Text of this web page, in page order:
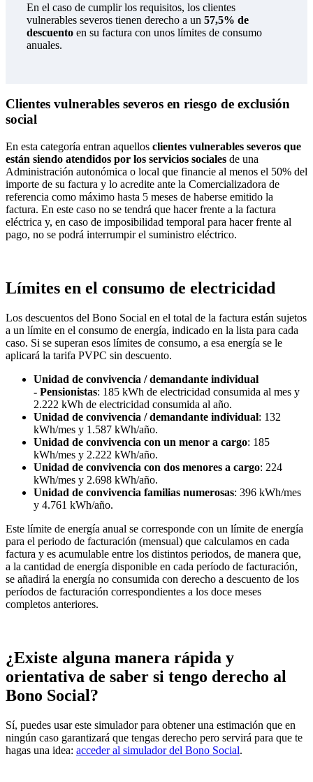
En el caso de cumplir los requisitos, los clientes
vulnerables severos tienen derecho a un 57,5% de
descuento en su factura con unos límites de consumo
anuales.
Clientes vulnerables severos en riesgo de exclusión
social
En esta categoría entran aquellos clientes vulnerables severos que
están siendo atendidos por los servicios sociales de una
Administración autonómica o local que financie al menos el 50% del
importe de su factura y lo acredite ante la Comercializadora de
referencia como máximo hasta 5 meses de haberse emitido la
factura. En este caso no se tendrá que hacer frente a la factura
eléctrica y, en caso de imposibilidad temporal para hacer frente al
pago, no se podrá interrumpir el suministro eléctrico.
Límites en el consumo de electricidad
Los descuentos del Bono Social en el total de la factura están sujetos
a un límite en el consumo de energía, indicado en la lista para cada
caso. Si se superan esos límites de consumo, a esa energía se le
aplicará la tarifa PVPC sin descuento.
Unidad de convivencia / demandante individual
- Pensionistas: 185 kWh de electricidad consumida al mes y
2.222 kWh de electricidad consumida al año.
Unidad de convivencia / demandante individual: 132
kWh/mes y 1.587 kWh/año.
Unidad de convivencia con un menor a cargo: 185
kWh/mes y 2.222 kWh/año.
Unidad de convivencia con dos menores a cargo: 224
kWh/mes y 2.698 kWh/año.
Unidad de convivencia familias numerosas: 396 kWh/mes
y 4.761 kWh/año.
Este límite de energía anual se corresponde con un límite de energía
para el periodo de facturación (mensual) que calculamos en cada
factura y es acumulable entre los distintos periodos, de manera que,
a la cantidad de energía disponible en cada período de facturación,
se añadirá la energía no consumida con derecho a descuento de los
períodos de facturación correspondientes a los doce meses
completos anteriores.
¿Existe alguna manera rápida y
orientativa de saber si tengo derecho al
Bono Social?
Sí, puedes usar este simulador para obtener una estimación que en
ningún caso garantizará que tengas derecho pero servirá para que te
hagas una idea: acceder al simulador del Bono Social.